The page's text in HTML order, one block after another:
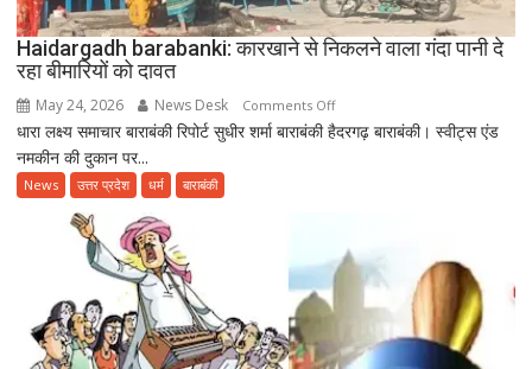
योग
दिवस
Haidargadh barabanki: कारखाने से निकलने वाला गंदा पानी दे
रहा बीमारियों को दावत
May 24, 2026 News Desk Comments Offon
Haidargadh
वाला
गंदा
रहा
धारा लक्ष्य समाचार बाराबंकी रिपोर्ट सुधीर शर्मा बाराबंकी हैदरगढ़ बाराबंकी। स्वीट्स एंड
नमकीन की दुकान पर...
News उत्तर प्रदेश धर्म बाराबंकी